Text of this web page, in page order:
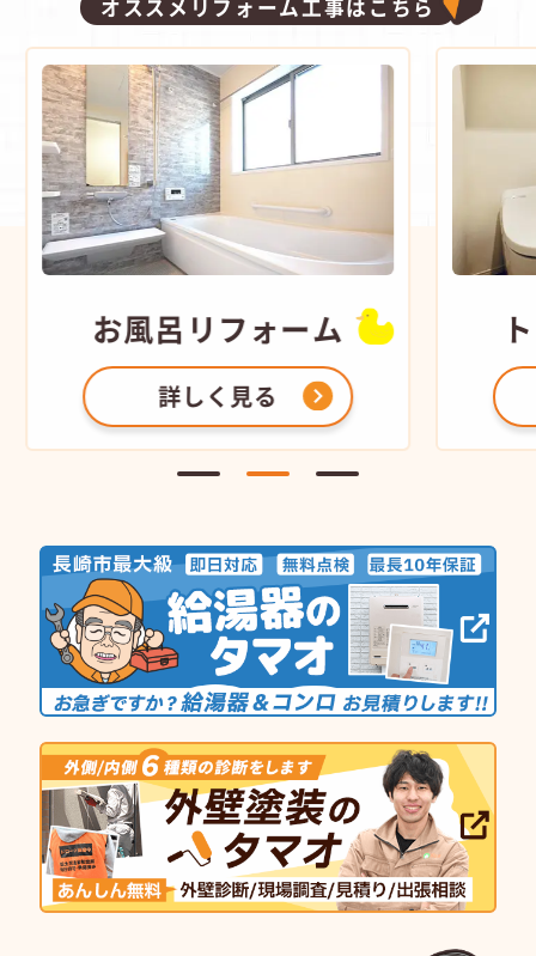
オススメリフォーム工事はこちら
お風呂 リフォーム
詳しく見る